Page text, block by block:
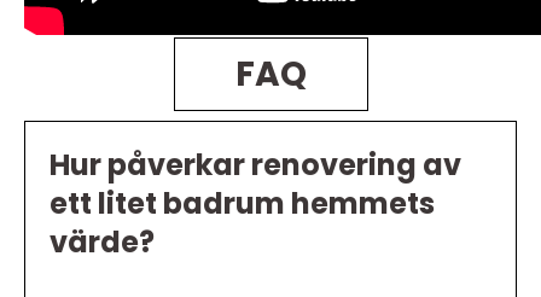
FAQ
Hur påverkar renovering av
ett litet badrum hemmets
värde?